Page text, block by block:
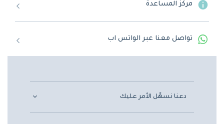
مركز المساعدة
تواصل معنا عبر الواتس اب
دعنا نسهّل الأمر عليك